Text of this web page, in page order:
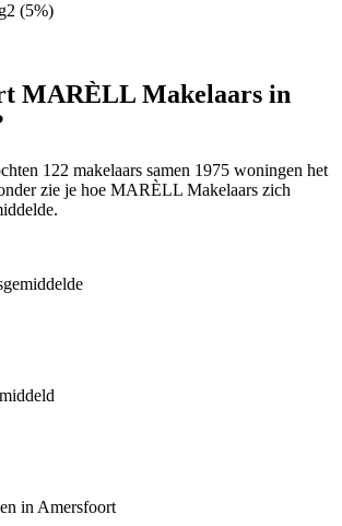
2 (5%)
MARÈLL Makelaars in
122 makelaars samen 1975 woningen het
zie je hoe MARÈLL Makelaars zich
in Amersfoort